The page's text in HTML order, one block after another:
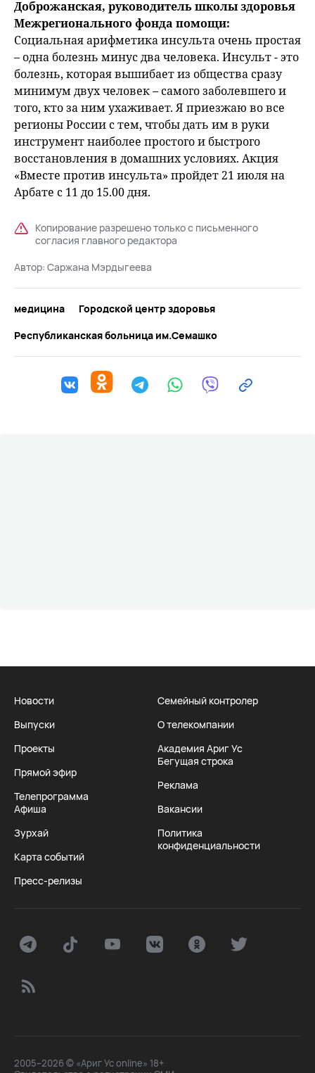
Доброжанская, руководитель школы здоровья
Межрегионального фонда помощи:
Социальная арифметика инсульта очень простая
– одна болезнь минус два человека. Инсульт - это
болезнь, которая вышибает из общества сразу
минимум двух человек – самого заболевшего и
того, кто за ним ухаживает. Я приезжаю во все
регионы России с тем, чтобы дать им в руки
инструмент наиболее простого и быстрого
восстановления в домашних условиях. Акция
«Вместе против инсульта» пройдет 21 июля на
Арбате с 11 до 15.00 дня.
Копирование разрешено только с письменного
согласия главного редактора
Автор: Саржана Мэрдыгеева
медицина
Городской центр здоровья
Республиканская больница им.Семашко
Новости
Выпуски
Проекты
Прямой эфир
Телепрограмма
Афиша
Зурхай
Карта событий
Пресс-релизы
Семейный контролер
О телекомпании
Академия Ариг Ус
Бегущая строка
Реклама
Вакансии
Политика
конфиденциальности
2005–2026 © «Ариг Ус online» 18+